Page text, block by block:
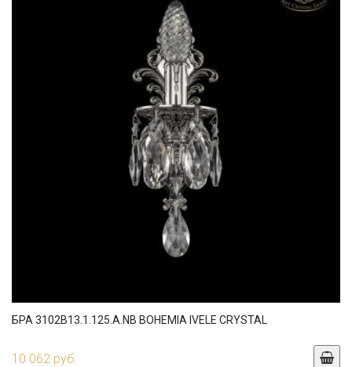
БРА 3102B13.1.125.A.NB BOHEMIA IVELE CRYSTAL
10 062 руб.